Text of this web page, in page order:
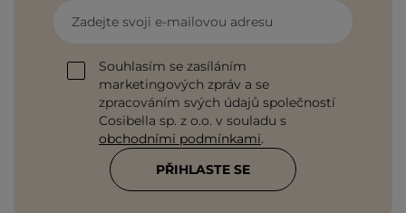
Zadejte svoji e-mailovou adresu
Souhlasím se zasíláním
marketingových zpráv a se
zpracováním svých údajů společností
Cosibella sp. z o.o. v souladu s
obchodními podmínkami.
PŘIHLASTE SE